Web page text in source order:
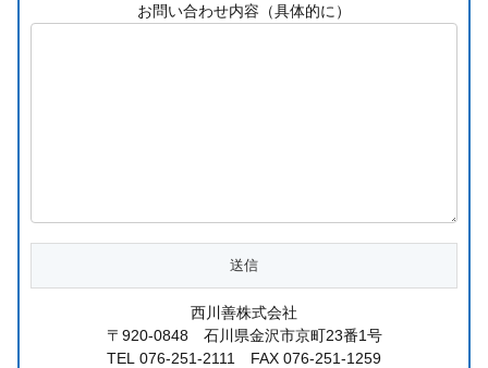
お問い合わせ内容（具体的に）
西川善株式会社
〒920-0848 石川県金沢市京町23番1号
TEL 076-251-2111 FAX 076-251-1259